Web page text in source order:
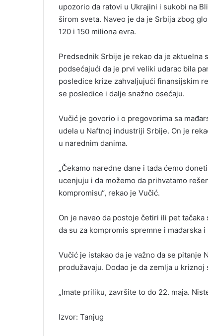
upozorio da ratovi u Ukrajini i sukobi na
širom sveta. Naveo je da je Srbija zbog
120 i 150 miliona evra.
Predsednik Srbije je rekao da je aktuelna
podsećajući da je prvi veliki udarac bila
posledice krize zahvaljujući finansijskim
se posledice i dalje snažno osećaju.
Vučić je govorio i o pregovorima sa
udela u Naftnoj industriji Srbije. On je
u narednim danima.
„Čekamo naredne dane i tada ćemo
ucenjuju i da možemo da prihvatamo
kompromisu“, rekao je Vučić.
On je naveo da postoje četiri ili pet
da su za kompromis spremne i mađarska i
Vučić je istakao da je važno da se pitanje
produžavaju. Dodao je da zemlja u
„Imate priliku, završite to do 22. maja.
Izvor: Tanjug